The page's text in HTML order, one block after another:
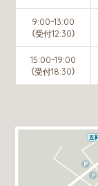
9:00~13:00
（受付12:30）
15:00~19:00
（受付18:30）